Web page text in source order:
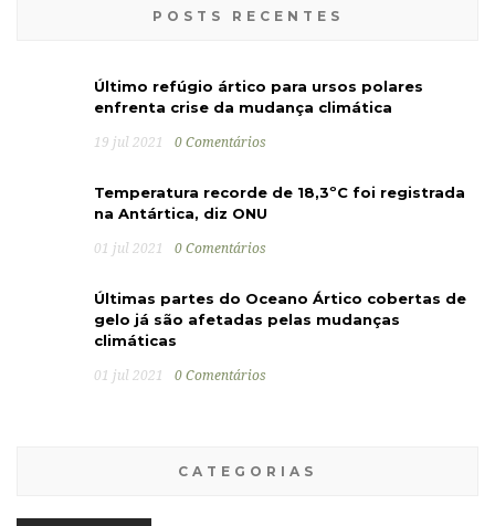
POSTS RECENTES
Último refúgio ártico para ursos polares
enfrenta crise da mudança climática
19 jul 2021 0 Comentários
Temperatura recorde de 18,3ºC foi registrada
na Antártica, diz ONU
01 jul 2021 0 Comentários
Últimas partes do Oceano Ártico cobertas de
gelo já são afetadas pelas mudanças
climáticas
01 jul 2021 0 Comentários
CATEGORIAS